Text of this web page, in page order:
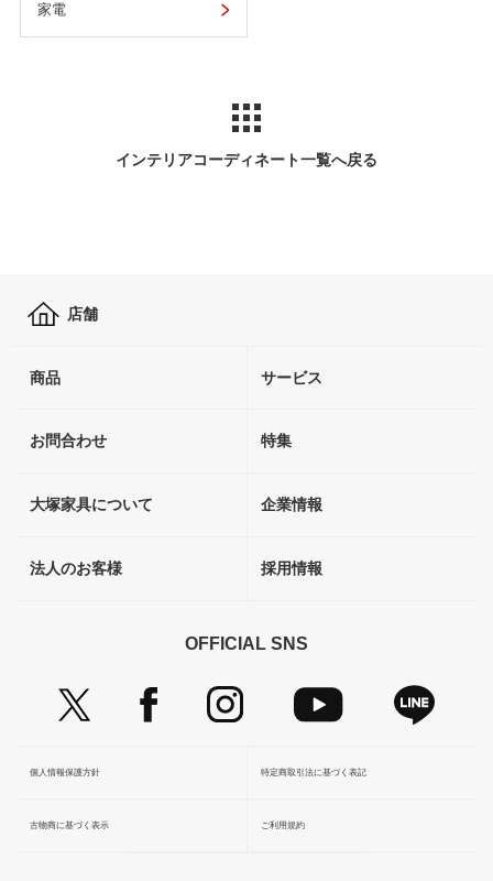
家電
インテリアコーディネート一覧へ戻る
店舗
商品 サービス
お問合わせ 特集
大塚家具について 企業情報
法人のお客様 採用情報
OFFICIAL SNS
個人情報保護方針 特定商取引法に基づく表記
古物商に基づく表示 ご利用規約